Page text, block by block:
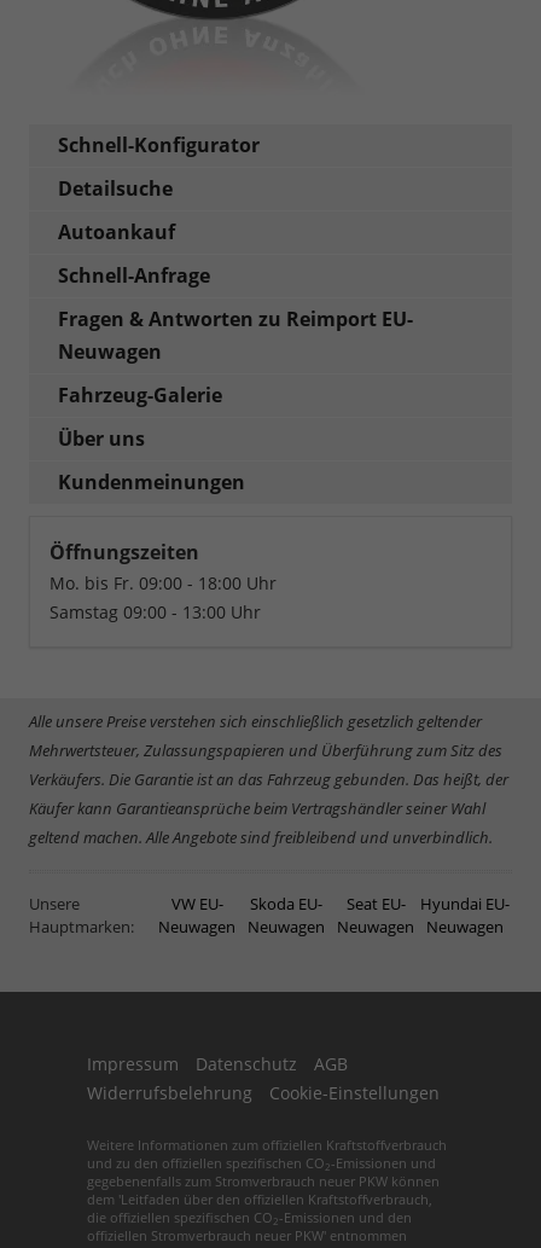
Schnell-Konfigurator
Detailsuche
Autoankauf
Schnell-Anfrage
Fragen & Antworten zu Reimport EU-
Neuwagen
Fahrzeug-Galerie
Über uns
Kundenmeinungen
Öffnungszeiten
Mo. bis Fr. 09:00 - 18:00 Uhr
Samstag 09:00 - 13:00 Uhr
Alle unsere Preise verstehen sich einschließlich gesetzlich geltender
Mehrwertsteuer, Zulassungspapieren und Überführung zum Sitz des
Verkäufers. Die Garantie ist an das Fahrzeug gebunden. Das heißt, der
Käufer kann Garantieansprüche beim Vertragshändler seiner Wahl
geltend machen. Alle Angebote sind freibleibend und unverbindlich.
Unsere
Hauptmarken:
VW EU-
Neuwagen
Skoda EU-
Neuwagen
Seat EU-
Neuwagen
Hyundai EU-
Neuwagen
Impressum Datenschutz
AGB
Widerrufsbelehrung
Cookie-Einstellungen
Weitere Informationen zum offiziellen Kraftstoffverbrauch
und zu den offiziellen spezifischen CO2 -Emissionen und
gegebenenfalls zum Stromverbrauch neuer PKW können
dem 'Leitfaden über den offiziellen Kraftstoffverbrauch,
die offiziellen spezifischen CO2 -Emissionen und den
offiziellen Stromverbrauch neuer PKW' entnommen